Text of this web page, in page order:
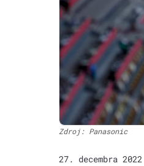
Zdroj: Panasonic
27. decembra 2022